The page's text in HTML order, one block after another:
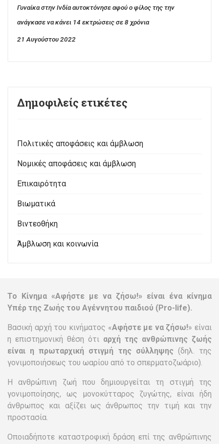
Γυναίκα στην Ινδία αυτοκτόνησε αφού ο φίλος της την
ανάγκασε να κάνει 14 εκτρώσεις σε 8 χρόνια
21 Αυγούστου 2022
Δημοφιλείς ετικέτες
Πολιτικές αποφάσεις και άμβλωση
Νομικές αποφάσεις και άμβλωση
Επικαιρότητα
Βιωματικά
Βιντεοθήκη
Άμβλωση και κοινωνία
Το Κίνημα «Αφήστε με να ζήσω!» είναι ένα κίνημα
Υπέρ της Ζωής του Αγέννητου παιδιού (Pro-life).
Βασική αρχή του κινήματος «Αφήστε με να ζήσω!» είναι
η επιστημονική θέση ότι αρχή της ανθρώπινης ζωής
είναι η πρωταρχική στιγμή της σύλληψης(δηλ. της
γονιμοποιήσεως του ωαρίου από το σπερματοζωάριο).
Η ανθρώπινη ζωή που δημιουργείται τη στιγμή της
γονιμοποίησης, ως μονοκύτταρος ζυγώτης, είναι ήδη
άνθρωπος και αξίζει ως άνθρωπος την τιμή και την
προστασία.
Οποιαδήποτε καταστροφική δράση επί της ανθρώπινης